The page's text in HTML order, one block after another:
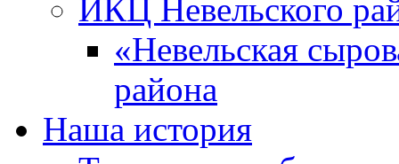
ИКЦ Невельского
«Невельская
района
Наша история